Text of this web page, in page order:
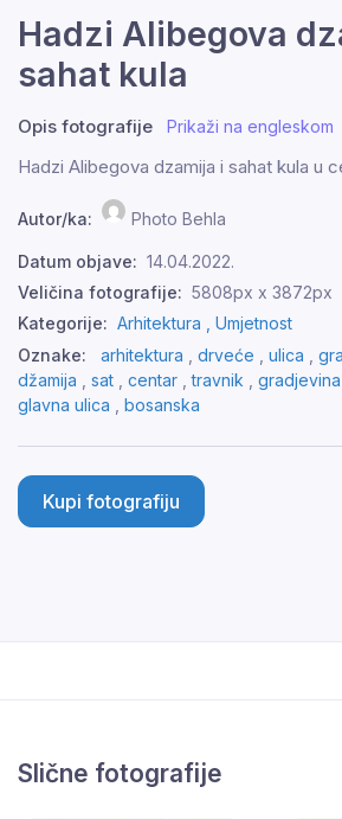
Hadzi Alibegova
sahat kula
Opis fotografije Prikaži na engleskom
Hadzi Alibegova dzamija i sahat kula u
Autor/ka: Photo Behla
Datum objave: 14.04.2022.
Veličina fotografije: 5808px x 3872px
Kategorije: Arhitektura , Umjetnost
Oznake:
arhitektura drveće ulica
džamija
sat centar ,travnik gradjevina
glavna ulica
bosanska
Kupi fotografiju
Slične fotografije